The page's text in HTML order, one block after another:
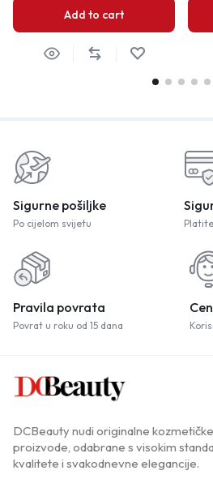
Add to cart
Sigurne pošiljke
Po cijelom svijetu
Pravila povrata
Povrat u roku od 15 dana
DCBeauty nudi originalne kozmetičke
proizvode, odabrane s visokim
kvalitete i svakodnevne elegancije.